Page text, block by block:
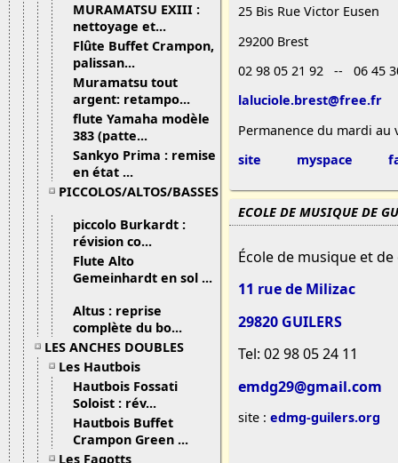
MURAMATSU EXIII :
nettoyage et...
Flûte Buffet Crampon,
palissan...
Muramatsu tout
argent: retampo...
flute Yamaha modèle
383 (patte...
Sankyo Prima : remise
en état ...
PICCOLOS/ALTOS/BASSES
piccolo Burkardt :
révision co...
Flute Alto
Gemeinhardt en sol ...
Altus : reprise
complète du bo...
LES ANCHES DOUBLES
Les Hautbois
Hautbois Fossati
Soloist : rév...
Hautbois Buffet
Crampon Green ...
Les Fagotts
25 Bis Rue Victor Eusen
29200 Brest
02 98 05 21 92 -- 06 45
laluciole.brest@free.fr
Permanence du mardi au
site
myspace
ECOLE DE MUSIQUE DE
École de musique et de
11 rue de Milizac
29820 GUILERS
Tel: 02 98 05 24 11
emdg29@gmail.com
site : edmg-guilers.org